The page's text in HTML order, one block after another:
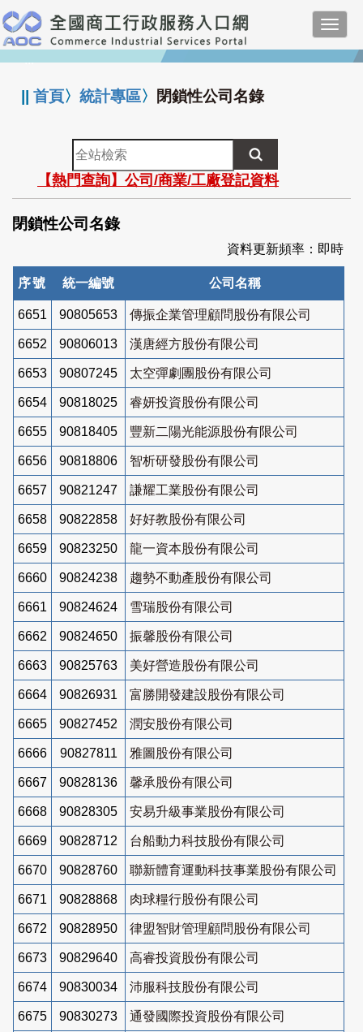
跳
到
主
要
:::
||首頁〉統計專區〉 閉鎖性公司名錄
全
站
檢
索
【熱門查詢】公司/商業/工廠登記資料
閉鎖性公司名錄
資料更新頻率：即時
序號 統一編號 公司名稱
6651 90805653 傳振企業管理顧問股份有限公司
6652 90806013 漢唐經方股份有限公司
6653 90807245 太空彈劇團股份有限公司
6654 90818025 睿妍投資股份有限公司
6655 90818405 豐新二陽光能源股份有限公司
6656 90818806 智析研發股份有限公司
6657 90821247 謙耀工業股份有限公司
6658 90822858 好好教股份有限公司
6659 90823250 龍一資本股份有限公司
6660 90824238 趨勢不動產股份有限公司
6661 90824624 雪瑞股份有限公司
6662 90824650 振馨股份有限公司
6663 90825763 美好營造股份有限公司
6664 90826931 富勝開發建設股份有限公司
6665 90827452 潤安股份有限公司
6666 90827811 雅圖股份有限公司
6667 90828136 馨承股份有限公司
6668 90828305 安易升級事業股份有限公司
6669 90828712 台船動力科技股份有限公司
6670 90828760 聯新體育運動科技事業股份有限公司
6671 90828868 肉球糧行股份有限公司
6672 90828950 律盟智財管理顧問股份有限公司
6673 90829640 高睿投資股份有限公司
6674 90830034 沛服科技股份有限公司
6675 90830273 通發國際投資股份有限公司